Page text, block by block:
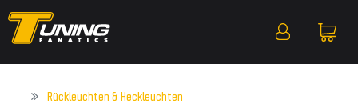
Rückleuchten & Heckleuchten